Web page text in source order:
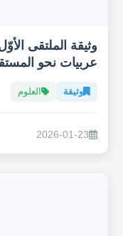
وثيقة الملتقى
عربيات نحو
وثيقة العلوم
2026-01-23